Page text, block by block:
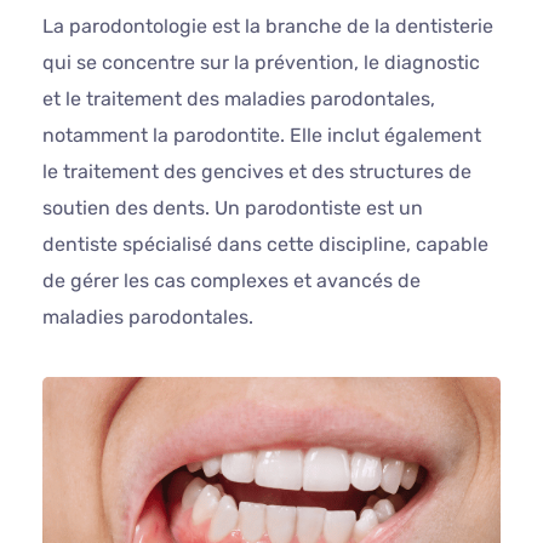
La parodontologie est la branche de la dentisterie
qui se concentre sur la prévention, le diagnostic
et le traitement des maladies parodontales,
notamment la parodontite. Elle inclut également
le traitement des gencives et des structures de
soutien des dents. Un parodontiste est un
dentiste spécialisé dans cette discipline, capable
de gérer les cas complexes et avancés de
maladies parodontales.